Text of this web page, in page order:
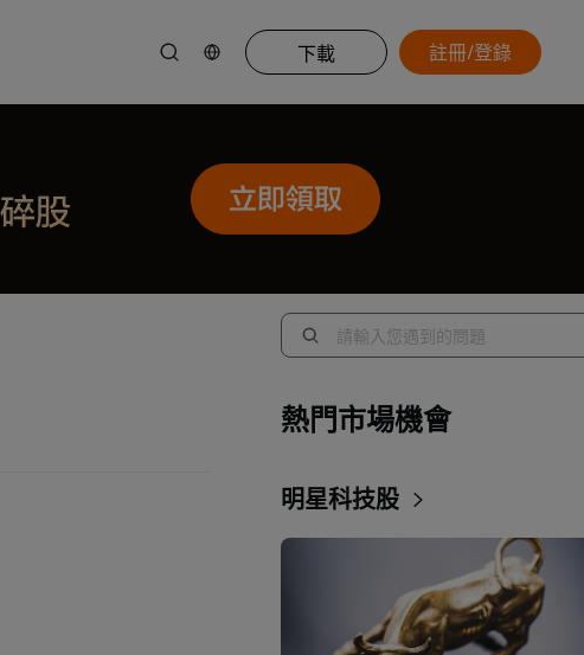
下載 註冊/登錄
熱門市場機會
明星科技股